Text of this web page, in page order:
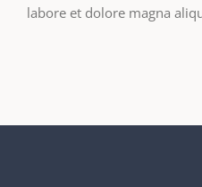
labore et dolore magna